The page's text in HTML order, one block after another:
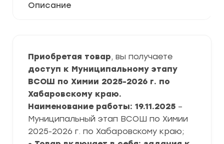
Описание
Приобретая товар, вы получаете
доступ к Муниципальному этапу
ВСОШ по Химии 2025-2026 г. по
Хабаровскому краю.
Наименование работы: 19.11.2025 –
Муниципальный этап ВСОШ по Химии
2025-2026 г. по Хабаровскому краю;